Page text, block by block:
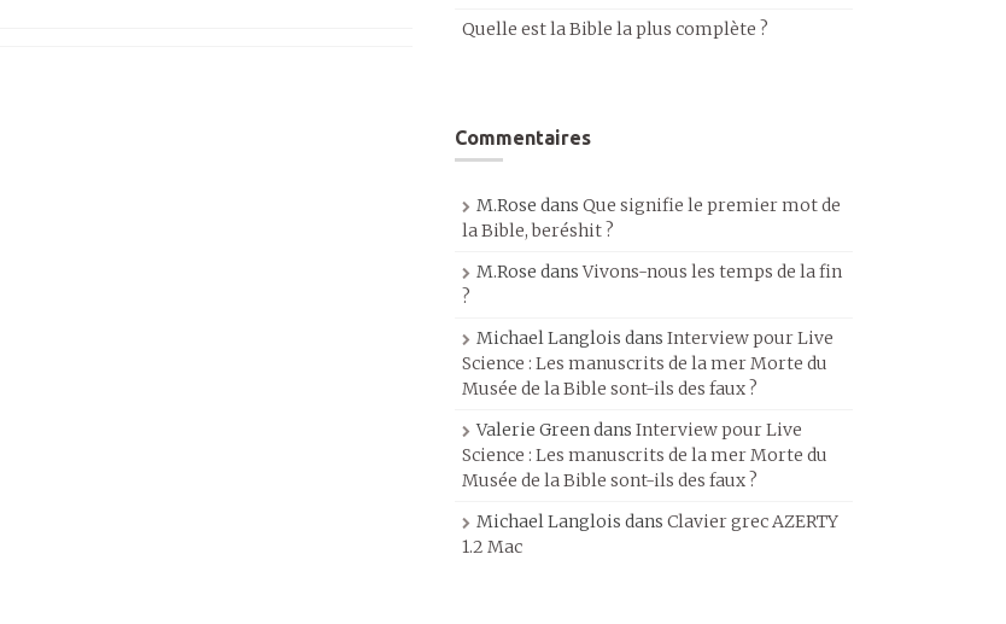
Quelle est la Bible la plus complète ?
Commentaires
M.Rose dans Que signifie le premier mot de
la Bible, beréshit ?
M.Rose dansVivons-nous les temps de la fin
?
Michael Langlois dans Interview pour Live
Science : Les manuscrits de la mer Morte du
Musée de la Bible sont-ils des faux ?
Valerie Greendans Interview pour Live
Science : Les manuscrits de la mer Morte du
Musée de la Bible sont-ils des faux ?
Michael Langlois dans Clavier grec AZERTY
1.2 Mac